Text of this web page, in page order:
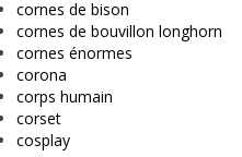
cornes de bison
cornes de bouvillon longhorn
cornes énormes
corona
corps humain
corset
cosplay